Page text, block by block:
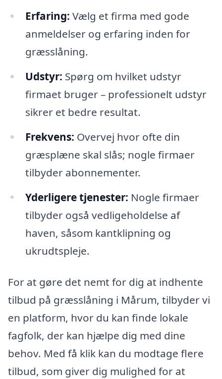
Erfaring: Vælg et firma med gode
anmeldelser og erfaring inden for
græsslåning.
Udstyr: Spørg om hvilket udstyr
firmaet bruger – professionelt udstyr
sikrer et bedre resultat.
Frekvens: Overvej hvor ofte din
græsplæne skal slås; nogle firmaer
tilbyder abonnementer.
Yderligere tjenester: Nogle firmaer
tilbyder også vedligeholdelse af
haven, såsom kantklipning og
ukrudtspleje.
For at gøre det nemt for dig at indhente
tilbud på græsslåning i Mårum, tilbyder vi
en platform, hvor du kan finde lokale
fagfolk, der kan hjælpe dig med dine
behov. Med få klik kan du modtage flere
tilbud, som giver dig mulighed for at